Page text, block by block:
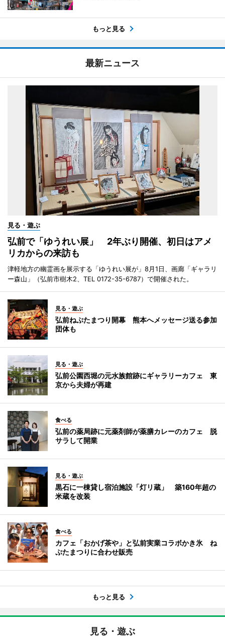
もっと見る
最新ニュース
見る・遊ぶ
弘前で「ゆうれい展」 2年ぶり開催、初日はアメ
リカからの来訪も
津軽地方の幽霊画を展示する「ゆうれい展が」8月1日、画廊「ギャラリ
ー森山」（弘前市樹木2、TEL 0172-35-6787）で開催された。
見る・遊ぶ
弘前ねぷたまつり開幕 熊本へメッセージ送る参加
団体も
見る・遊ぶ
弘前公園西堀の元水族館跡にギャラリーカフェ 東
京から夫婦が再建
食べる
弘前の薬局跡に元薬剤師が薬膳カレーのカフェ 脱
サラして開業
見る・遊ぶ
黒石に一棟貸し宿泊施設「灯リ蔵」 築160年超の
米蔵を改装
食べる
カフェ「おかげ茶や」と弘前実業コラボかき氷 ね
ぷたまつりに合わせ販売
もっと見る
見る・遊ぶ